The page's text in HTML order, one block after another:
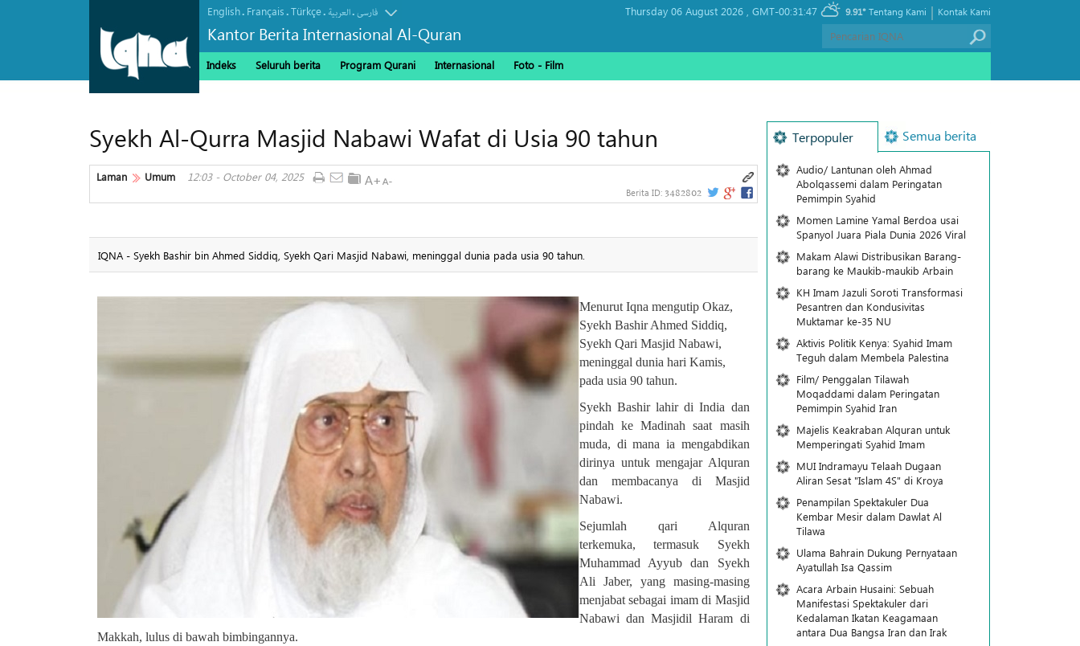
English. Français.Türkçe. العربیة.فارسی
Kantor Berita Internasional Al-Quran
Thursday 06 August 2026 , GMT-00:31:47 9.91° Kontak Kami
|
Tentang Kami
Indeks Seluruh berita Program Qurani Internasional Foto - Film
Syekh Al-Qurra Masjid Nabawi Wafat di Usia 90 tahun
Laman Umum 12:03 - October 04, 2025
Berita ID: 3482802
IQNA - Syekh Bashir bin Ahmed Siddiq, Syekh Qari Masjid Nabawi, meninggal dunia pada usia 90 tahun.
Menurut Iqna mengutip Okaz,
Syekh Bashir Ahmed Siddiq,
Syekh Qari Masjid Nabawi,
meninggal dunia hari Kamis,
pada usia 90 tahun.
Syekh Bashir lahir di India dan
pindah ke Madinah saat masih
muda, di mana ia mengabdikan
dirinya untuk mengajar Alquran
dan membacanya di Masjid
Nabawi.
Sejumlah qari Alquran
terkemuka, termasuk Syekh
Muhammad Ayyub dan Syekh
Ali Jaber, yang masing-masing
menjabat sebagai imam di Masjid
Nabawi dan Masjidil Haram di
Makkah, lulus di bawah bimbingannya.
Terpopuler Semua berita
Audio/ Lantunan oleh Ahmad
Abolqassemi dalam Peringatan
Pemimpin Syahid
Momen Lamine Yamal Berdoa usai
Spanyol Juara Piala Dunia 2026 Viral
Makam Alawi Distribusikan Barang-
barang ke Maukib-maukib Arbain
KH Imam Jazuli Soroti Transformasi
Pesantren dan Kondusivitas
Muktamar ke-35 NU
Aktivis Politik Kenya: Syahid Imam
Teguh dalam Membela Palestina
Film/ Penggalan Tilawah
Moqaddami dalam Peringatan
Pemimpin Syahid Iran
Majelis Keakraban Alquran untuk
Memperingati Syahid Imam
MUI Indramayu Telaah Dugaan
Aliran Sesat "Islam 4S" di Kroya
Penampilan Spektakuler Dua
Kembar Mesir dalam Dawlat Al
Tilawa
Ulama Bahrain Dukung Pernyataan
Ayatullah Isa Qassim
Acara Arbain Husaini: Sebuah
Manifestasi Spektakuler dari
Kedalaman Ikatan Keagamaan
antara Dua Bangsa Iran dan Irak